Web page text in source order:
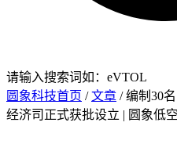
请输入搜索词如：eVTOL
圆象科技首页 /文章 / 编制30
经济司正式获批设立 | 圆象低